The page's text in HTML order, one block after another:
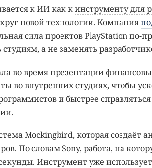
к ИИ как кинструменту для
новой технологии. Компания
сила проектов PlayStation по-
а не заменять
во время презентации
во внутренних студиях, чтобы
и быстрее
Mockingbird, которая создаёт
По словам Sony, работа, на
Инструмент уже